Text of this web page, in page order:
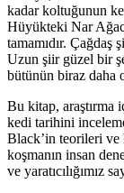
kadar koltuğunun
Hüyükteki Nar
tamamıdır.
Uzun şiir güzel bir
bütünün biraz daha
Bu kitap,
kedi tarihini
Black’in teorileri ve
koşmanın insan
ve yaratıcılığımız